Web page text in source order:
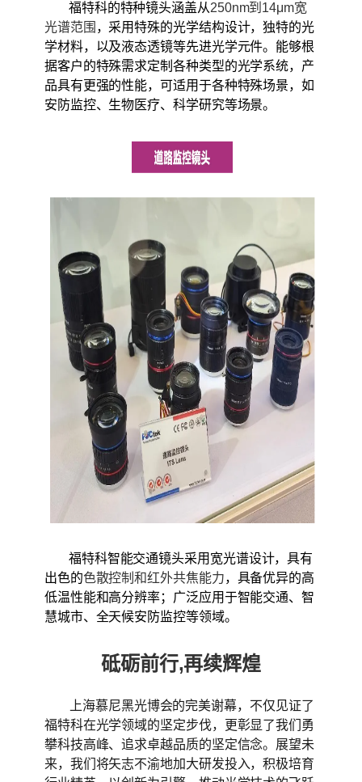
福特科的特种镜头涵盖从250nm到14μm宽
光谱范围 ，采用特殊的光学结构设计，独特的光
学材料，以及液态透镜等先进光学元件。能够根
据客户的特殊需求定制各种类型的光学系统，产
品具有更强的性能，可适用于各种特殊场景，如
安防监控、生物医疗、科学研究等场景。
福特科智能交通镜头采用宽光谱设计，具有
出色的色散控制和红外共焦能力，具备优异的高
低温性能和高分辨率；广泛应用于智能交通、智
慧城市、全天候安防监控等领域。
砥砺前行,再续辉煌
上海慕尼黑光博会的完美谢幕，不仅见证了
福特科在光学领域的坚定步伐，更彰显了我们勇
攀科技高峰、追求卓越品质的坚定信念。展望未
来，我们将矢志不渝地加大研发投入，积极培育